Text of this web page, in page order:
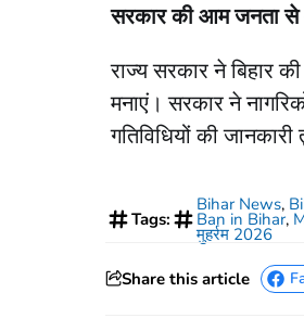
सरकार की आम जनता से
राज्य सरकार ने बिहार
मनाएं। सरकार ने
गतिविधियों की
Tags:
Bihar News,
Ban in Bihar,
मुहर्रम 2026
Share this article